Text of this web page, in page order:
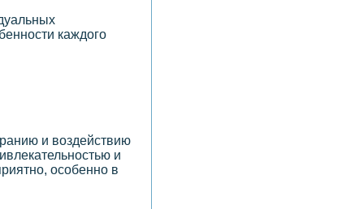
каждого
и воздействию
и
особенно в